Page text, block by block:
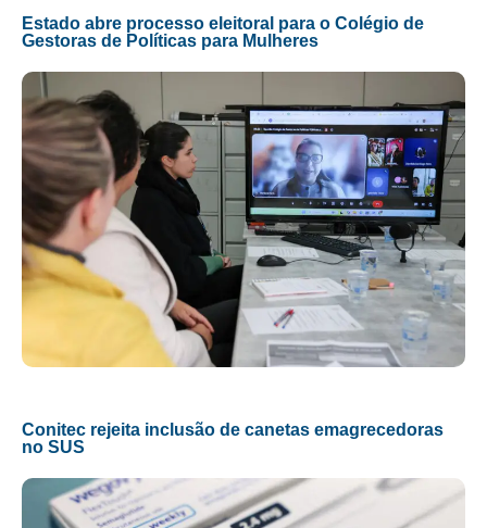
Estado abre processo eleitoral para o Colégio de
Gestoras de Políticas para Mulheres
Conitec rejeita inclusão de canetas emagrecedoras
no SUS